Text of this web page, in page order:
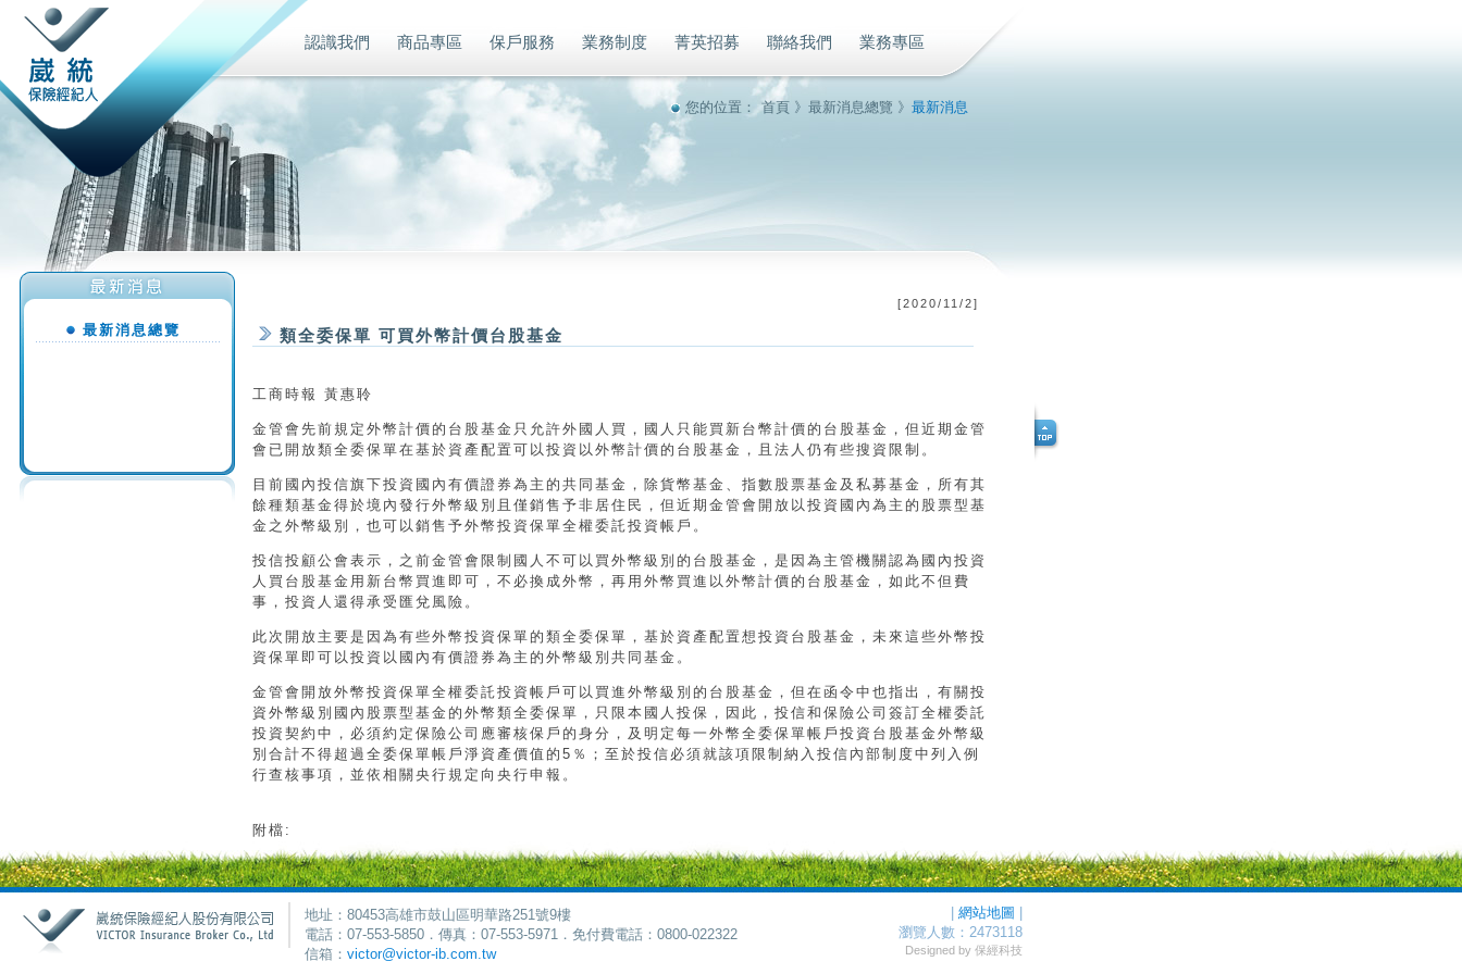
認識我們 商品專區 保戶服務 業務制度 菁英招募 聯絡我們 業務專區
您的位置： 首頁 》 最新消息總覽 》 最新消息
最新消息總覽
[2020/11/2]
類全委保單 可買外幣計價台股基金
工商時報 黃惠聆
金管會先前規定外幣計價的台股基金只允許外國人買，國人只能買新台幣計價的台股基金，但近期金管
會已開放類全委保單在基於資產配置可以投資以外幣計價的台股基金，且法人仍有些搜資限制。
目前國內投信旗下投資國內有價證券為主的共同基金，除貨幣基金、指數股票基金及私募基金，所有其
餘種類基金得於境內發行外幣級別且僅銷售予非居住民，但近期金管會開放以投資國內為主的股票型基
金之外幣級別，也可以銷售予外幣投資保單全權委託投資帳戶。
投信投顧公會表示，之前金管會限制國人不可以買外幣級別的台股基金，是因為主管機關認為國內投資
人買台股基金用新台幣買進即可，不必換成外幣，再用外幣買進以外幣計價的台股基金，如此不但費
事，投資人還得承受匯兌風險。
此次開放主要是因為有些外幣投資保單的類全委保單，基於資產配置想投資台股基金，未來這些外幣投
資保單即可以投資以國內有價證券為主的外幣級別共同基金。
金管會開放外幣投資保單全權委託投資帳戶可以買進外幣級別的台股基金，但在函令中也指出，有關投
資外幣級別國內股票型基金的外幣類全委保單，只限本國人投保，因此，投信和保險公司簽訂全權委託
投資契約中，必須約定保險公司應審核保戶的身分，及明定每一外幣全委保單帳戶投資台股基金外幣級
別合計不得超過全委保單帳戶淨資產價值的5％；至於投信必須就該項限制納入投信內部制度中列入例
行查核事項，並依相關央行規定向央行申報。
附檔:
地址：80453高雄市鼓山區明華路251號9樓
電話：07-553-5850．傳真：07-553-5971．免付費電話：0800-022322
信箱： victor@victor-ib.com.tw
網站地圖
瀏覽人數： 2473118
Designed by 保經科技